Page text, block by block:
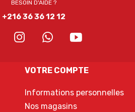
BESOIN D'AIDE ?
+216 36 36 12 12
VOTRE COMPTE
Informations personnelles
Nos magasins